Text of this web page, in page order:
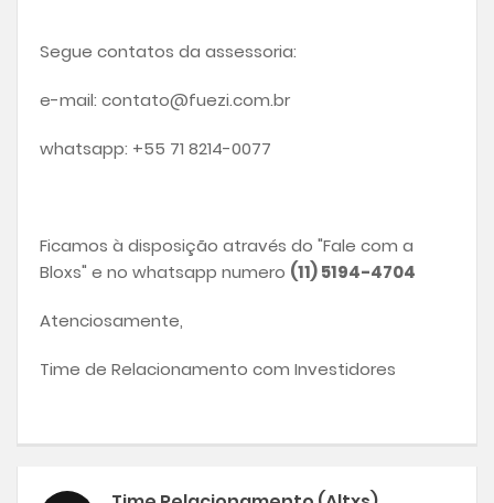
Segue contatos da assessoria:
e-mail: contato@fuezi.com.br
whatsapp: +55 71 8214-0077
Ficamos à disposição através do "Fale com a
Bloxs" e no whatsapp numero (11) 5194-4704
Atenciosamente,
Time de Relacionamento com Investidores